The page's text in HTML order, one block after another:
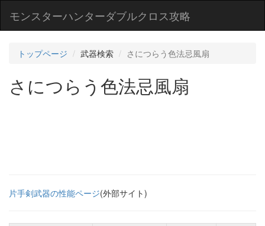
モンスターハンターダブルクロス攻略
トップページ 武器検索 さにつらう色法忌風扇
さにつらう色法忌風扇
片手剣武器の性能ページ(外部サイト)